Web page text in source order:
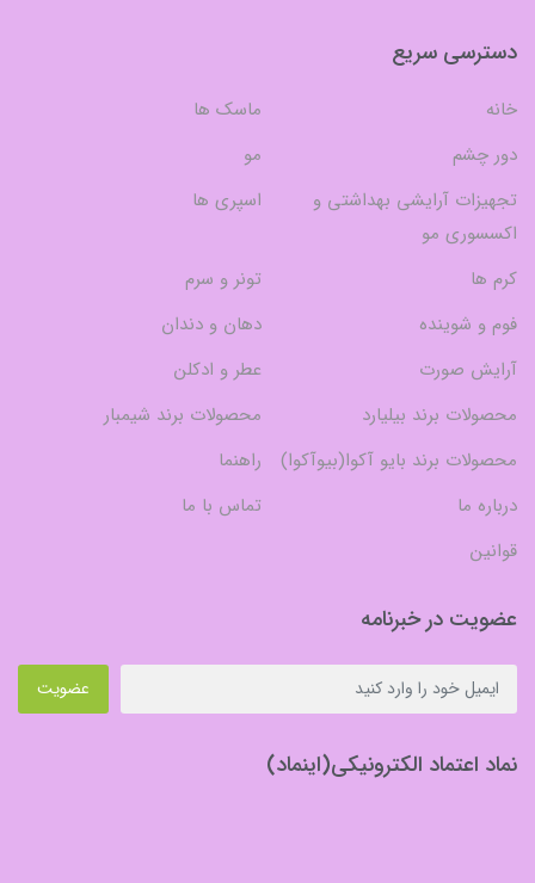
دسترسی سریع
خانه
ماسک ها
دور چشم
مو
تجهیزات آرایشی بهداشتی و
اکسسوری مو
اسپری ها
کرم ها
تونر و سرم
فوم و شوینده
دهان و دندان
آرایش صورت
عطر و ادکلن
محصولات برند بیلیارد
محصولات برند شیمبار
محصولات برند بایو آکوا(بیوآکوا)
راهنما
درباره ما
تماس با ما
قوانین
عضویت در خبرنامه
عضویت
نماد اعتماد الکترونیکی(اینماد)